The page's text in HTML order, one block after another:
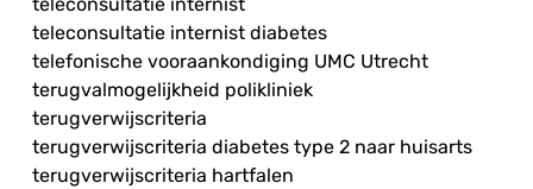
teleconsultatie internist diabetes
telefonische vooraankondiging UMC Utrecht
terugvalmogelijkheid polikliniek
terugverwijscriteria
terugverwijscriteria diabetes type 2 naar huisarts
terugverwijscriteria hartfalen